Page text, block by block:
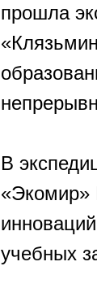
прошла
В
«Экомир»
учебных